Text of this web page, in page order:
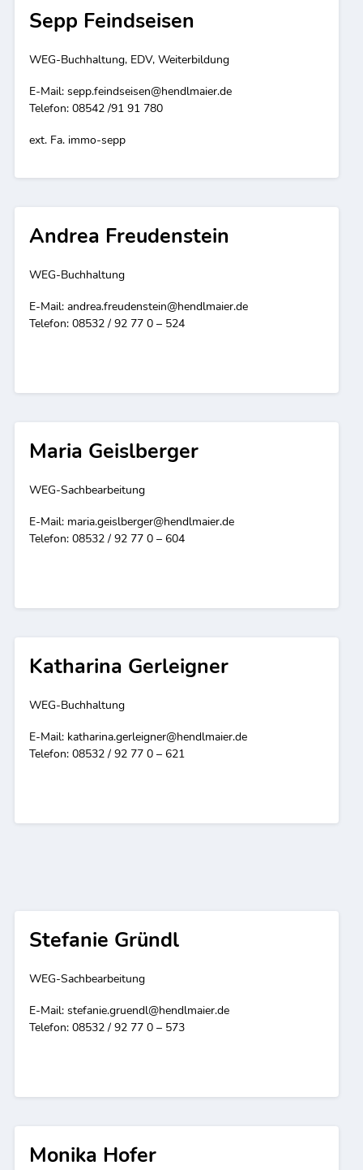
Sepp Feindseisen
WEG-Buchhaltung, EDV, Weiterbildung
E-Mail: sepp.feindseisen@hendlmaier.de
Telefon: 08542 /91 91 780
ext. Fa. immo-sepp
Andrea Freudenstein
WEG-Buchhaltung
E-Mail: andrea.freudenstein@hendlmaier.de
Telefon: 08532 / 92 77 0 – 524
Maria Geislberger
WEG-Sachbearbeitung
E-Mail: maria.geislberger@hendlmaier.de
Telefon: 08532 / 92 77 0 – 604
Katharina Gerleigner
WEG-Buchhaltung
E-Mail: katharina.gerleigner@hendlmaier.de
Telefon: 08532 / 92 77 0 – 621
Stefanie Gründl
WEG-Sachbearbeitung
E-Mail: stefanie.gruendl@hendlmaier.de
Telefon: 08532 / 92 77 0 – 573
Monika Hofer